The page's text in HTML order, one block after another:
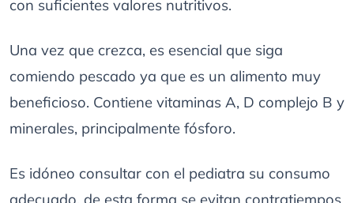
con suficientes valores nutritivos.
Una vez que crezca, es esencial que siga
comiendo pescado ya que es un alimento muy
beneficioso. Contiene vitaminas A, D complejo B y
minerales, principalmente fósforo.
Es idóneo consultar con el pediatra su consumo